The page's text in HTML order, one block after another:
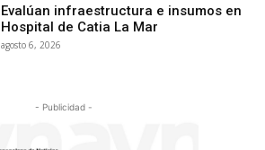
Evalúan infraestructura e insumos en
Hospital de Catia La Mar
agosto 6, 2026
- Publicidad -